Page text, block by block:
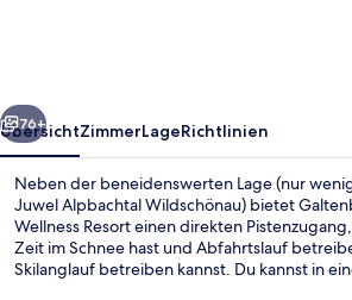
Weiter
76+
ÜbersichtZimmerLageRichtlinien
Neben der beneidenswerten Lage (nur
Juwel Alpbachtal Wildschönau) bietet
Wellness Resort einen direkten
Zeit im Schnee hast und Abfahrtslauf
Skilanglauf betreiben kannst. Du kannst in